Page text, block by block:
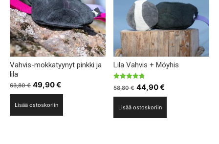
valinnat
tuotteen
sivulla.
Vahvis-mokkatyynyt pinkki ja
lila
63,80€ Alkuperäinen
hinta
oli:
49,90€Nykyinen
hinta
Lisää ostoskoriin
Lila Vahvis + Möyhis
Arvostelu
tuotteesta:
4.75
58,80€ Alkuperäinen
hinta
oli:
44,90€Nykyinen
hinta
Lisää ostoskoriin